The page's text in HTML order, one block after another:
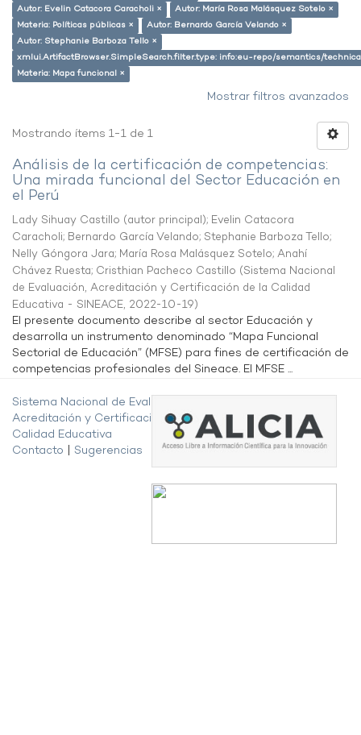
Autor: Evelin Catacora Caracholi ×
Autor: María Rosa Malásquez Sotelo ×
Materia: Políticas públicas ×
Autor: Bernardo García Velando ×
Autor: Stephanie Barboza Tello ×
xmlui.ArtifactBrowser.SimpleSearch.filter.type: info:eu-repo/semantics/
Materia: Mapa funcional ×
Mostrar filtros avanzados
Mostrando ítems 1-1 de 1
Análisis de la certificación de competencias:
Una mirada funcional del Sector Educación en
el Perú
Lady Sihuay Castillo (autor principal); Evelin Catacora
Caracholi; Bernardo García Velando; Stephanie Barboza Tello;
Nelly Góngora Jara; María Rosa Malásquez Sotelo; Anahí
Chávez Ruesta; Cristhian Pacheco Castillo (Sistema Nacional
de Evaluación, Acreditación y Certificación de la Calidad
Educativa - SINEACE, 2022-10-19)
El presente documento describe al sector Educación y
desarrolla un instrumento denominado “Mapa Funcional
Sectorial de Educación” (MFSE) para fines de certificación de
competencias profesionales del Sineace. El MFSE ...
Sistema Nacional de Evaluación,
Acreditación y Certificación de la
Calidad Educativa
Contacto
Sugerencias